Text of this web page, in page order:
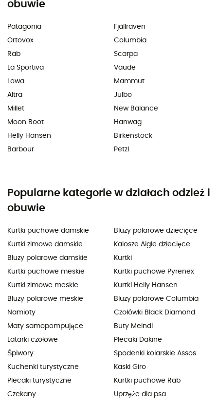
obuwie
Patagonia
Ortovox
Rab
La Sportiva
Lowa
Altra
Millet
Moon Boot
Helly Hansen
Barbour
Fjällräven
Columbia
Scarpa
Vaude
Mammut
Julbo
New Balance
Hanwag
Birkenstock
Petzl
Popularne kategorie w działach odzież i
obuwie
Kurtki puchowe damskie
Kurtki zimowe damskie
Bluzy polarowe damskie
Kurtki puchowe meskie
Kurtki zimowe meskie
Bluzy polarowe meskie
Namioty
Maty samopompujące
Latarki czołowe
Śpiwory
Kuchenki turystyczne
Plecaki turystyczne
Czekany
Bluzy polarowe dziecięce
Kalosze Aigle dziecięce
Kurtki
Kurtki puchowe Pyrenex
Kurtki Helly Hansen
Bluzy polarowe Columbia
Czołówki Black Diamond
Buty Meindl
Plecaki Dakine
Spodenki kolarskie Assos
Kaski Giro
Kurtki puchowe Rab
Uprzęże dla psa